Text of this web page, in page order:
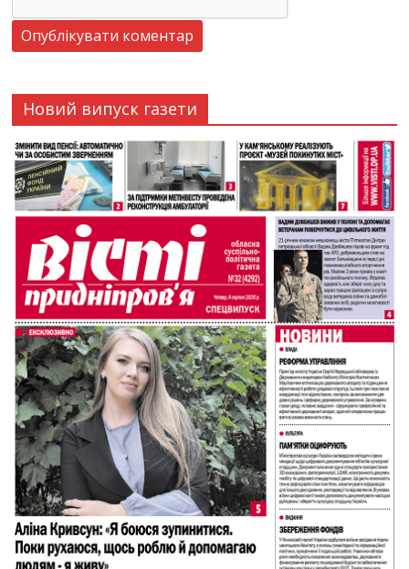
Новий випуск газети